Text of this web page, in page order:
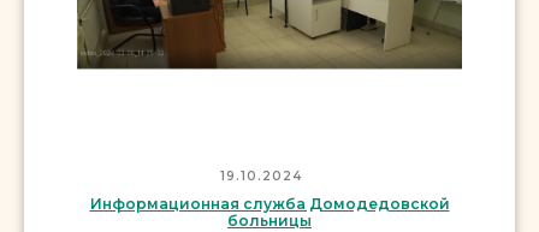
19.10.2024
Информационная служба Домодедовской
больницы